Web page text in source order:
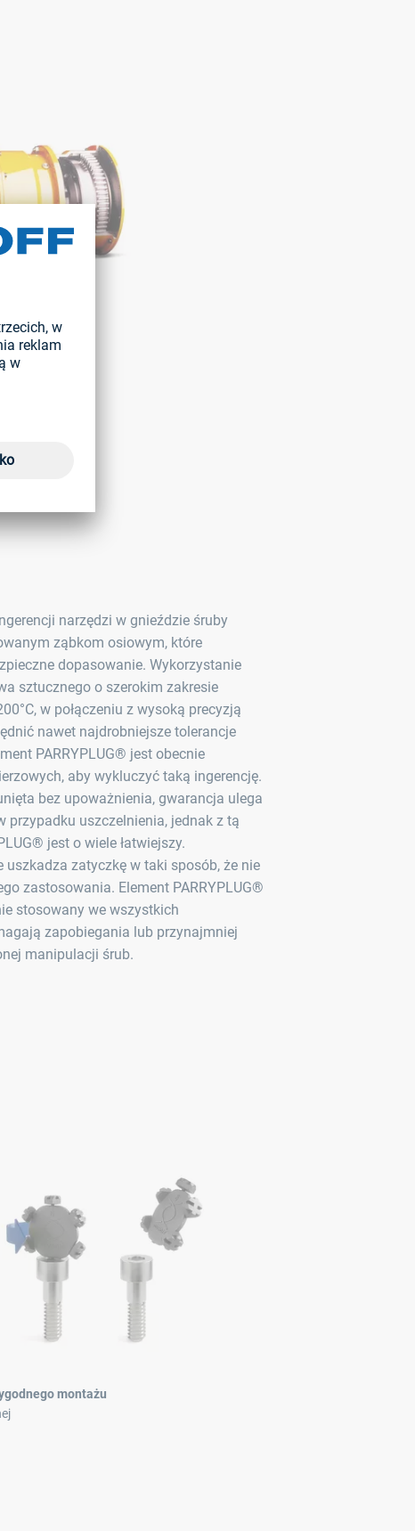
zębate.
narzędzi w gnieździe śruby
ząbkom osiowym, które
dopasowanie. Wykorzystanie
sztucznego o szerokim zakresie
w połączeniu z wysoką precyzją
nawet najdrobniejsze tolerancje
PARRYPLUG® jest obecnie
aby wykluczyć taką ingerencję.
bez upoważnienia, gwarancja ulega
przypadku uszczelnienia, jednak z tą
jest o wiele łatwiejszy.
uszkadza zatyczkę w taki sposób, że nie
zastosowania. Element PARRYPLUG®
stosowany we wszystkich
zapobiegania lub przynajmniej
manipulacji śrub.
montażu